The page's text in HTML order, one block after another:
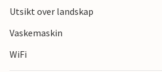
Utsikt over landskap
Vaskemaskin
WiFi